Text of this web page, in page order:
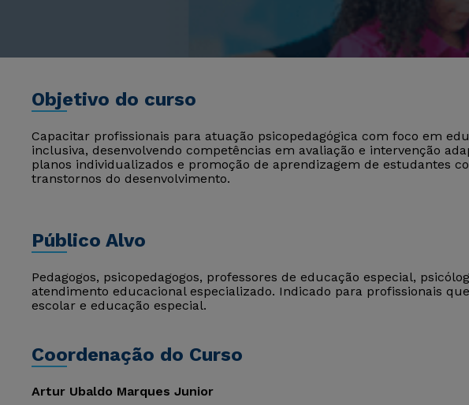
Objetivo do curso
Capacitar profissionais para atuação psicopedagógica com foco em
inclusiva, desenvolvendo competências em avaliação e intervenção
planos individualizados e promoção de aprendizagem de estudantes
transtornos do desenvolvimento.
Público Alvo
Pedagogos, psicopedagogos, professores de educação especial,
atendimento educacional especializado. Indicado para profissionais
escolar e educação especial.
Coordenação do Curso
Artur Ubaldo Marques Junior